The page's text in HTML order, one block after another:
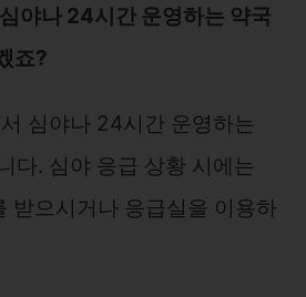
야나 24시간 운영하는 약국
죠?
심야나 24시간 운영하는
다. 심야 응급 상황 시에는
받으시거나 응급실을 이용하